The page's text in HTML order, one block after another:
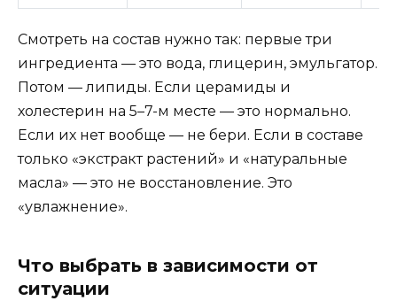
Смотреть на состав нужно так: первые три
ингредиента — это вода, глицерин, эмульгатор.
Потом — липиды. Если церамиды и
холестерин на 5–7-м месте — это нормально.
Если их нет вообще — не бери. Если в составе
только «экстракт растений» и «натуральные
масла» — это не восстановление. Это
«увлажнение».
Что выбрать в зависимости от
ситуации